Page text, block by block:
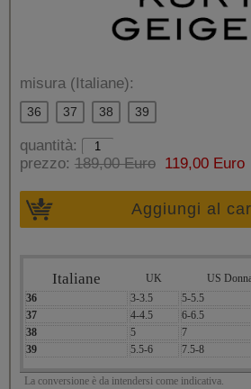
misura (Italiane):
36 37 38 39
quantità:
prezzo: 189,00 Euro119,00 Euro
Aggiungi al
Italiane UK US
36
3-3.5 5-5.5
37
4-4.5 6-6.5
38
5 7
39
5.5-6 7.5-8
La conversione è da intendersi come indicativa.